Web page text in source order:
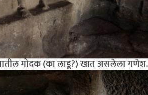
मोदक (का लाडू?) खात असलेला गणेश.